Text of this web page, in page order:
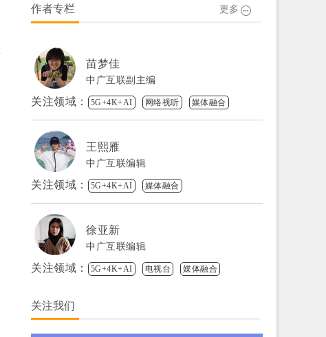
作者专栏 更多
苗梦佳
中广互联副主编
关注领域： 5G+4K+AI 网络视听 媒体融合
王熙雁
中广互联编辑
关注领域： 5G+4K+AI 媒体融合
徐亚新
中广互联编辑
关注领域： 5G+4K+AI 电视台 媒体融合
关注我们